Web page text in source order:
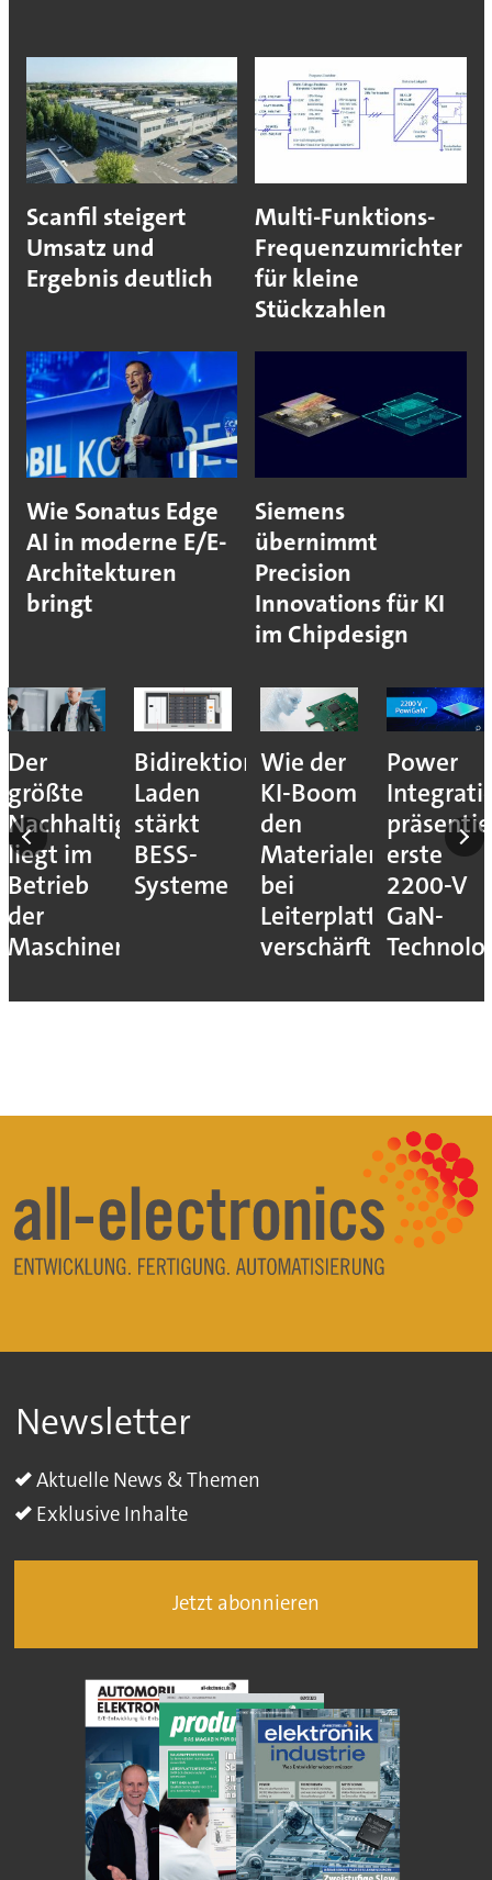
Scanfil steigert
Umsatz und
Ergebnis deutlich
Multi-Funktions-
Frequenzumrichter
für kleine
Stückzahlen
Wie Sonatus Edge
AI in moderne E/E-
Architekturen
bringt
Siemens
übernimmt
Precision
Innovations für KI
im Chipdesign
Der
größte
Nachhaltigkeitshebel
liegt im
Betrieb
der
Maschinen
Bidirektionales
Laden
stärkt
BESS-
Systeme
Wie der
KI-Boom
den
Materialengpass
bei
Leiterplatten
verschärft
Power
erste
2200-V
GaN-
Newsletter
Aktuelle News & Themen
Exklusive Inhalte
Jetzt abonnieren